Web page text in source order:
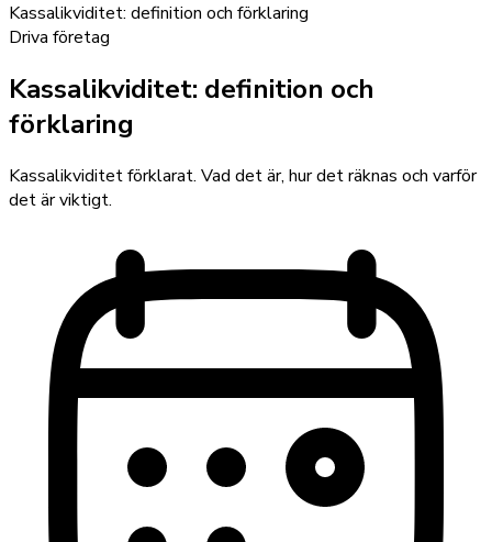
Kassalikviditet: definition och förklaring
Driva företag
Kassalikviditet: definition och
förklaring
Kassalikviditet förklarat. Vad det är, hur det räknas och varför
det är viktigt.